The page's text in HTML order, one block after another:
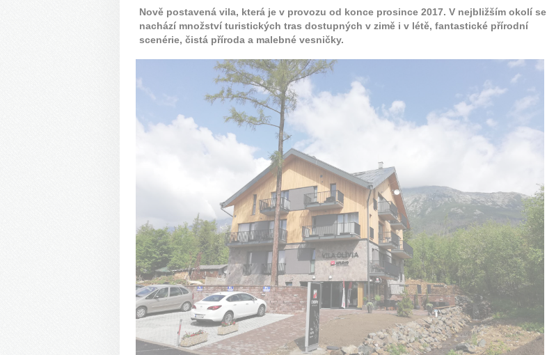
Nově postavená vila, která je v provozu od konce prosince 2017. V nejbližším okolí se
nachází množství turistických tras dostupných v zimě i v létě, fantastické přírodní
scenérie, čistá příroda a malebné vesničky.